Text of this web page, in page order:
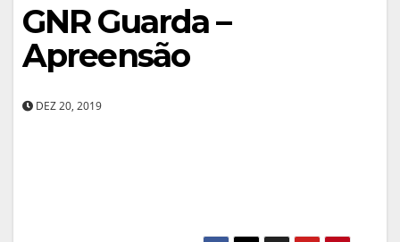
GNR Guarda –
Apreensão
DEZ 20, 2019